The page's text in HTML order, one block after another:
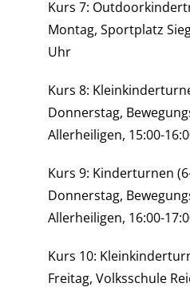
Kurs 7:
Montag, Sportplatz
Uhr
Kurs 8:
Donnerstag,
Allerheiligen, 15:00-
Kurs 9: Kinderturnen
Donnerstag,
Allerheiligen, 16:00-
Kurs 10:
Freitag, Volksschule